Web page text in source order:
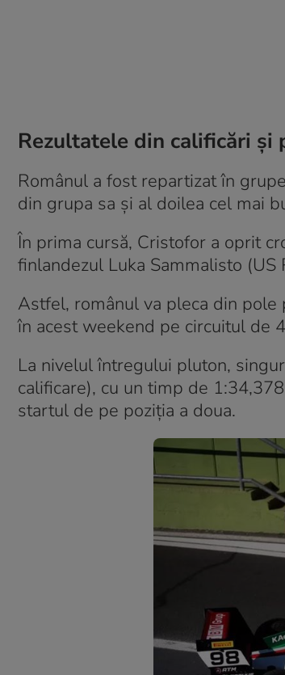
Rezultatele din calificări și
Românul a fost repartizat în
din grupa sa și al doilea cel mai
În prima cursă, Cristofor a oprit
finlandezul Luka Sammalisto
Astfel, românul va pleca din
în acest weekend pe circuitul de
La nivelul întregului pluton,
calificare), cu un timp de
startul de pe poziția a doua.